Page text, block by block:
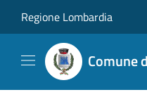
Regione Lombardia
Comune